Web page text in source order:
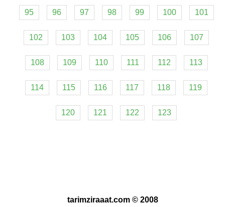
95 96 97 98 99 100 101
102 103 104 105 106 107
108 109 110 111 112 113
114 115 116 117 118 119
120 121 122 123
tarimziraaat.com © 2008